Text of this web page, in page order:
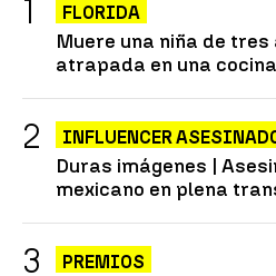
FLORIDA
Muere una niña de
atrapada en una
INFLUENCER
Duras imágenes |
mexicano en plena
PREMIOS